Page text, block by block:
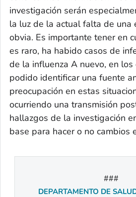
investigación serán
la luz de la actual falta de una
obvia. Es importante tener en
es raro, ha habido casos de
de la influenza A nuevo, en los
podido identificar una fuente
preocupación en estas
ocurriendo una transmisión
hallazgos de la investigación
base para hacer o no cambios
###
DEPARTAMENTO DE